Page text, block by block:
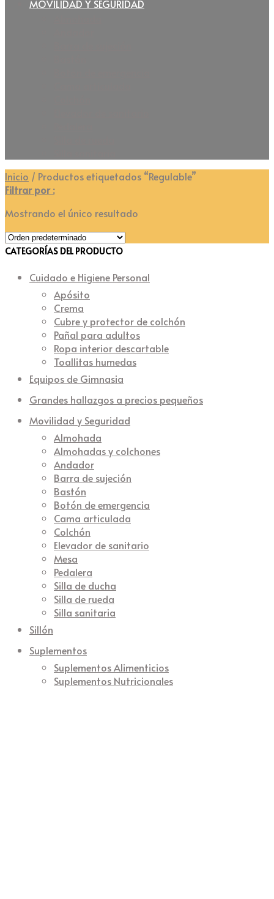
MOVILIDAD Y SEGURIDAD
Inicio / Productos etiquetados “Regulable”
Filtrar por :
Mostrando el único resultado
CATEGORÍAS DEL PRODUCTO
Cuidado e Higiene Personal
Apósito
Crema
Cubre y protector de colchón
Pañal para adultos
Ropa interior descartable
Toallitas humedas
Equipos de Gimnasia
Grandes hallazgos a precios pequeños
Movilidad y Seguridad
Almohada
Almohadas y colchones
Andador
Barra de sujeción
Bastón
Botón de emergencia
Cama articulada
Colchón
Elevador de sanitario
Mesa
Pedalera
Silla de ducha
Silla de rueda
Silla sanitaria
Sillón
Suplementos
Suplementos Alimenticios
Suplementos Nutricionales